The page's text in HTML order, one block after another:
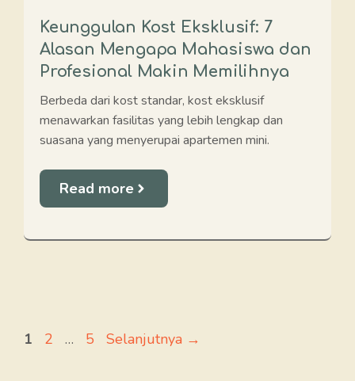
Keunggulan Kost Eksklusif: 7
Alasan Mengapa Mahasiswa dan
Profesional Makin Memilihnya
Berbeda dari kost standar, kost eksklusif
menawarkan fasilitas yang lebih lengkap dan
suasana yang menyerupai apartemen mini.
Read more
Halaman
1 Halaman
2 … Halaman
5 Selanjutnya →